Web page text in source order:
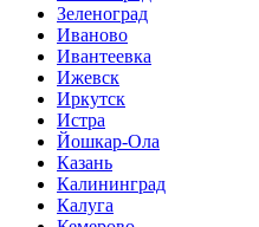
Зеленоград
Иваново
Ивантеевка
Ижевск
Иркутск
Истра
Йошкар-Ола
Казань
Калининград
Калуга